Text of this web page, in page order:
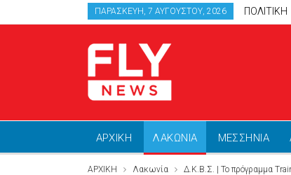
ΠΑΡΑΣΚΕΥΉ, 7 ΑΥΓΟΎΣΤΟΥ, 2026 ΠΟΛΙΤΙΚΗ
ΑΡΧΙΚΗ ΛΑΚΩΝΙΑ ΜΕΣΣΗΝΙΑ
ΑΡΧΙΚΗ Λακωνία Δ.Κ.Β.Σ. | Το πρόγραμμα